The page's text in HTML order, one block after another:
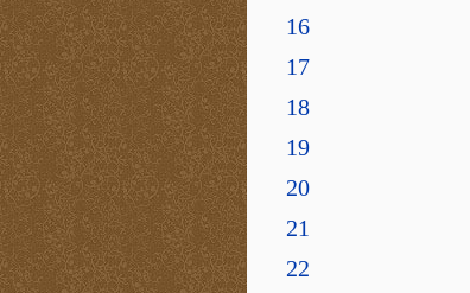
16
17
18
19
20
21
22